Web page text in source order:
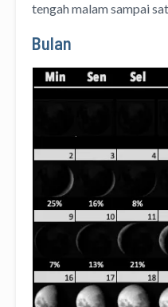
tengah malam sampai
Bulan